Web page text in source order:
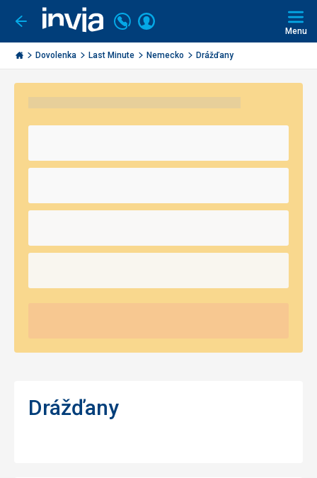
Ísť
späť
Invia.sk
Volajte
+421
2
3221
Prihlásiť
Menu
Dovolenka Last Minute Nemecko Drážďany
Drážďany